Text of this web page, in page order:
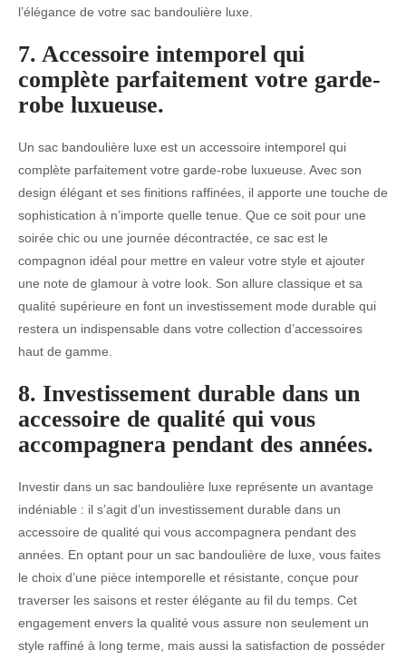
l’élégance de votre sac bandoulière luxe.
7. Accessoire intemporel qui
complète parfaitement votre garde-
robe luxueuse.
Un sac bandoulière luxe est un accessoire intemporel qui
complète parfaitement votre garde-robe luxueuse. Avec son
design élégant et ses finitions raffinées, il apporte une touche de
sophistication à n’importe quelle tenue. Que ce soit pour une
soirée chic ou une journée décontractée, ce sac est le
compagnon idéal pour mettre en valeur votre style et ajouter
une note de glamour à votre look. Son allure classique et sa
qualité supérieure en font un investissement mode durable qui
restera un indispensable dans votre collection d’accessoires
haut de gamme.
8. Investissement durable dans un
accessoire de qualité qui vous
accompagnera pendant des années.
Investir dans un sac bandoulière luxe représente un avantage
indéniable : il s’agit d’un investissement durable dans un
accessoire de qualité qui vous accompagnera pendant des
années. En optant pour un sac bandoulière de luxe, vous faites
le choix d’une pièce intemporelle et résistante, conçue pour
traverser les saisons et rester élégante au fil du temps. Cet
engagement envers la qualité vous assure non seulement un
style raffiné à long terme, mais aussi la satisfaction de posséder